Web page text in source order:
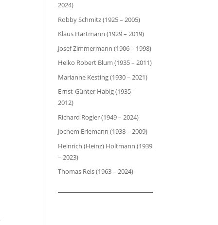
2024)
Robby Schmitz (1925 – 2005)
Klaus Hartmann (1929 – 2019)
Josef Zimmermann (1906 – 1998)
Heiko Robert Blum (1935 – 2011)
Marianne Kesting (1930 – 2021)
Ernst-Günter Habig (1935 –
2012)
Richard Rogler (1949 – 2024)
Jochem Erlemann (1938 – 2009)
Heinrich (Heinz) Holtmann (1939
– 2023)
Thomas Reis (1963 – 2024)